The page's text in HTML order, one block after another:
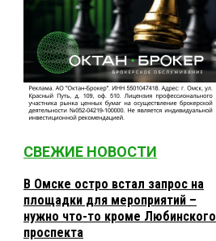
СВЕЖИЕ НОВОСТИ
В Омске остро встал запрос на
площадки для мероприятий –
нужно что-то кроме Любинского
проспекта